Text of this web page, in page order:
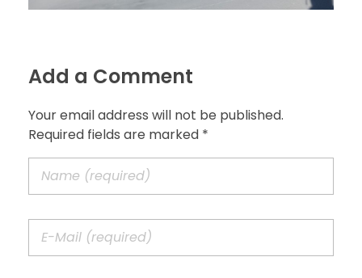
Add a Comment
Your email address will not be published.
Required fields are marked *